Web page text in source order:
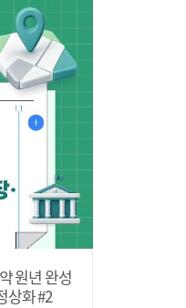
원년 완성
상화 #2